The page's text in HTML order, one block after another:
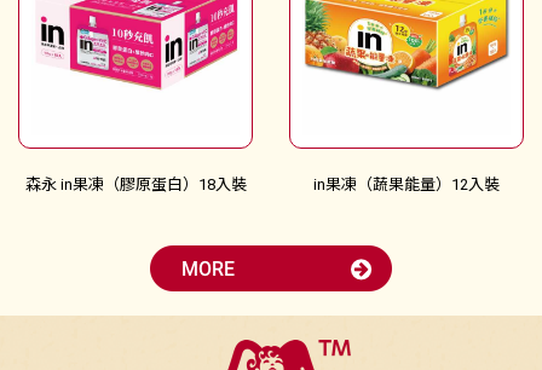
森永 in果凍（膠原蛋白）18入裝 in果凍（蔬果能量）12入裝